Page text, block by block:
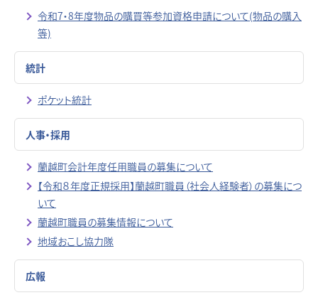
令和7・8年度物品の購買等参加資格申請について(物品の購入
等)
統計
ポケット統計
人事・採用
蘭越町会計年度任用職員の募集について
【令和８年度正規採用】蘭越町職員（社会人経験者）の募集につ
いて
蘭越町職員の募集情報について
地域おこし協力隊
広報